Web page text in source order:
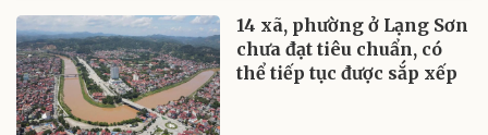
14 xã, phường ở Lạng Sơn
chưa đạt tiêu chuẩn, có
thể tiếp tục được sắp xếp